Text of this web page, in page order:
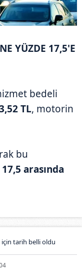
YÜZDE 17,5'E
bedeli
TL, motorin
bu
arasında
için tarih belli oldu